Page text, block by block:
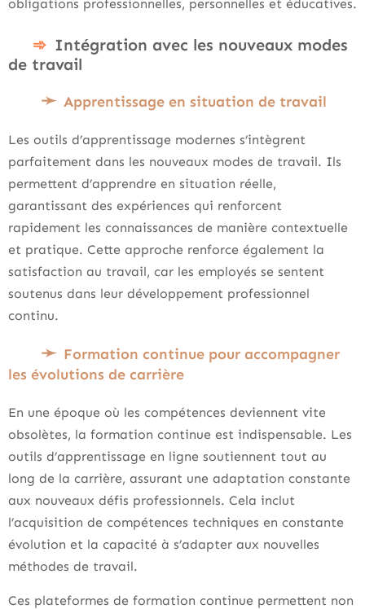
obligations professionnelles, personnelles et éducatives.
Intégration avec les nouveaux modes
de travail
Apprentissage en situation de travail
Les outils d’apprentissage modernes s’intègrent
parfaitement dans les nouveaux modes de travail. Ils
permettent d’apprendre en situation réelle,
garantissant des expériences qui renforcent
rapidement les connaissances de manière contextuelle
et pratique. Cette approche renforce également la
satisfaction au travail, car les employés se sentent
soutenus dans leur développement professionnel
continu.
Formation continue pour accompagner
les évolutions de carrière
En une époque où les compétences deviennent vite
obsolètes, la formation continue est indispensable. Les
outils d’apprentissage en ligne soutiennent tout au
long de la carrière, assurant une adaptation constante
aux nouveaux défis professionnels. Cela inclut
l’acquisition de compétences techniques en constante
évolution et la capacité à s’adapter aux nouvelles
méthodes de travail.
Ces plateformes de formation continue permettent non